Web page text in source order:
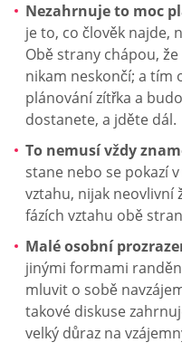
Nezahrnuje to moc
je to, co člověk najde,
Obě strany chápou,
nikam neskončí; a tím
plánování zítřka a
dostanete, a jděte dál.
To nemusí vždy
stane nebo se pokazí
vztahu, nijak neovlivní
fázích vztahu obě
Malé osobní
jinými formami
mluvit o sobě
takové diskuse
velký důraz na